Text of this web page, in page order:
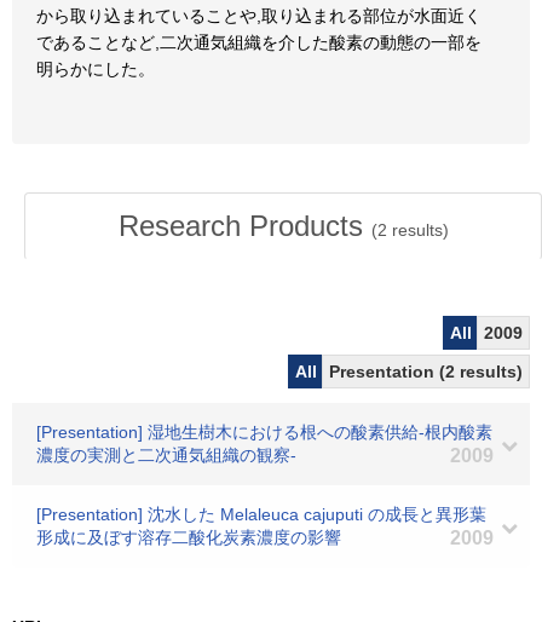
から取り込まれていることや,取り込まれる部位が水面近く
であることなど,二次通気組織を介した酸素の動態の一部を
明らかにした。
Research Products (2 results)
All
2009
All
Presentation (2 results)
[Presentation] 湿地生樹木における根への酸素供給-根内酸素
濃度の実測と二次通気組織の観察-
2009
[Presentation] 沈水した Melaleuca cajuputi の成長と異形葉
形成に及ぼす溶存二酸化炭素濃度の影響
2009